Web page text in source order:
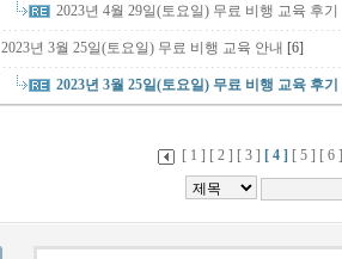
2023년 4월 29일(토요일) 무료 비행 교육 후기
2023년 3월 25일(토요일) 무료 비행 교육 안내 [6]
2023년 3월 25일(토요일) 무료 비행 교육 후기
[ 1 ] [ 2 ] [ 3 ] [ 4 ] [ 5 ] [ 6 ]